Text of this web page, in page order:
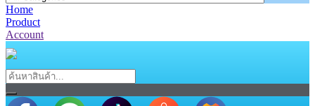
Home
Product
Account